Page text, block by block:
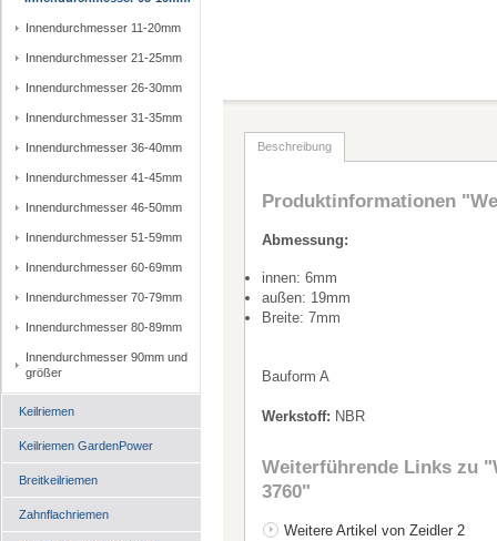
Innendurchmesser 11-20mm
Innendurchmesser 21-25mm
Innendurchmesser 26-30mm
Innendurchmesser 31-35mm
Innendurchmesser 36-40mm
Innendurchmesser 41-45mm
Innendurchmesser 46-50mm
Innendurchmesser 51-59mm
Innendurchmesser 60-69mm
Innendurchmesser 70-79mm
Innendurchmesser 80-89mm
Innendurchmesser 90mm und
größer
Keilriemen
Keilriemen GardenPower
Breitkeilriemen
Zahnflachriemen
Beschreibung
Produktinformationen
Abmessung:
innen: 6mm
außen: 19mm
Breite: 7mm
Bauform A
Werkstoff: NBR
Weiterführende Links zu
3760"
Weitere Artikel von Zeidler 2